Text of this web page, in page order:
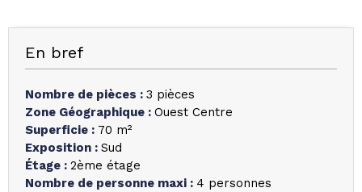
En bref
Nombre de pièces : 3 pièces
Zone Géographique : Ouest Centre
Superficie : 70 m²
Exposition : Sud
Étage : 2ème étage
Nombre de personne maxi : 4 personnes